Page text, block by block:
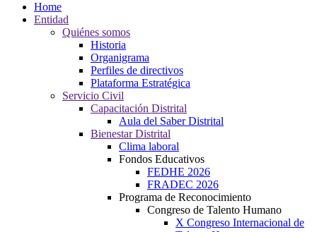
Home
Entidad
Quiénes somos
Historia
Organigrama
Perfiles de directivos
Plataforma Estratégica
Servicio Civil
Capacitación Distrital
Aula del Saber Distrital
Bienestar Distrital
Clima laboral
Fondos Educativos
FEDHE 2026
FRADEC 2026
Programa de Reconocimiento
Congreso de Talento Humano
X Congreso Internacional de